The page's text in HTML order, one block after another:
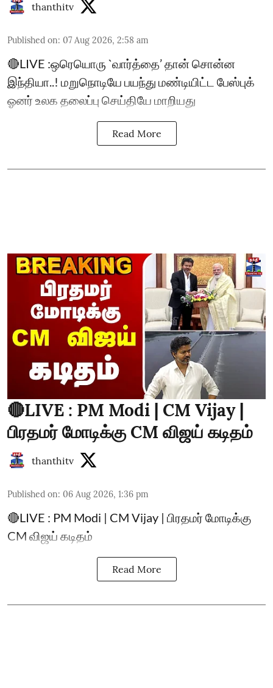
thanthitv
Published on: 07 Aug 2026, 2:58 am
🔴LIVE :ஒரெயொரு `வார்த்தை’ தான் சொன்ன
இந்தியா..! மறுநொடியே பயந்து மண்டியிட்ட பேஸ்புக்
ஓனர் உலக தலைப்பு செய்தியே மாறியது
Read More
🔴LIVE : PM Modi | CM Vijay |
பிரதமர் மோடிக்கு CM விஜய் கடிதம்
thanthitv
Published on: 06 Aug 2026, 1:36 pm
🔴LIVE : PM Modi | CM Vijay | பிரதமர் மோடிக்கு
CM விஜய் கடிதம்
Read More